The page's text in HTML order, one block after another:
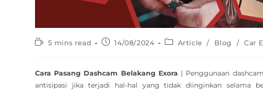
5 mins read 14/08/2024 Article / Blog / Car
Cara Pasang Dashcam Belakang Exora | Penggunaan
antisipasi jika terjadi hal-hal yang tidak diinginkan selama